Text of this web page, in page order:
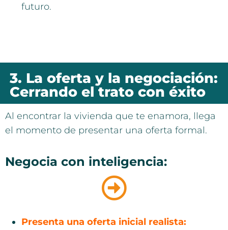
futuro.
3. La oferta y la negociación:
Cerrando el trato con éxito
Al encontrar la vivienda que te enamora, llega
el momento de presentar una oferta formal.
Negocia con inteligencia:
Presenta una oferta inicial realista: